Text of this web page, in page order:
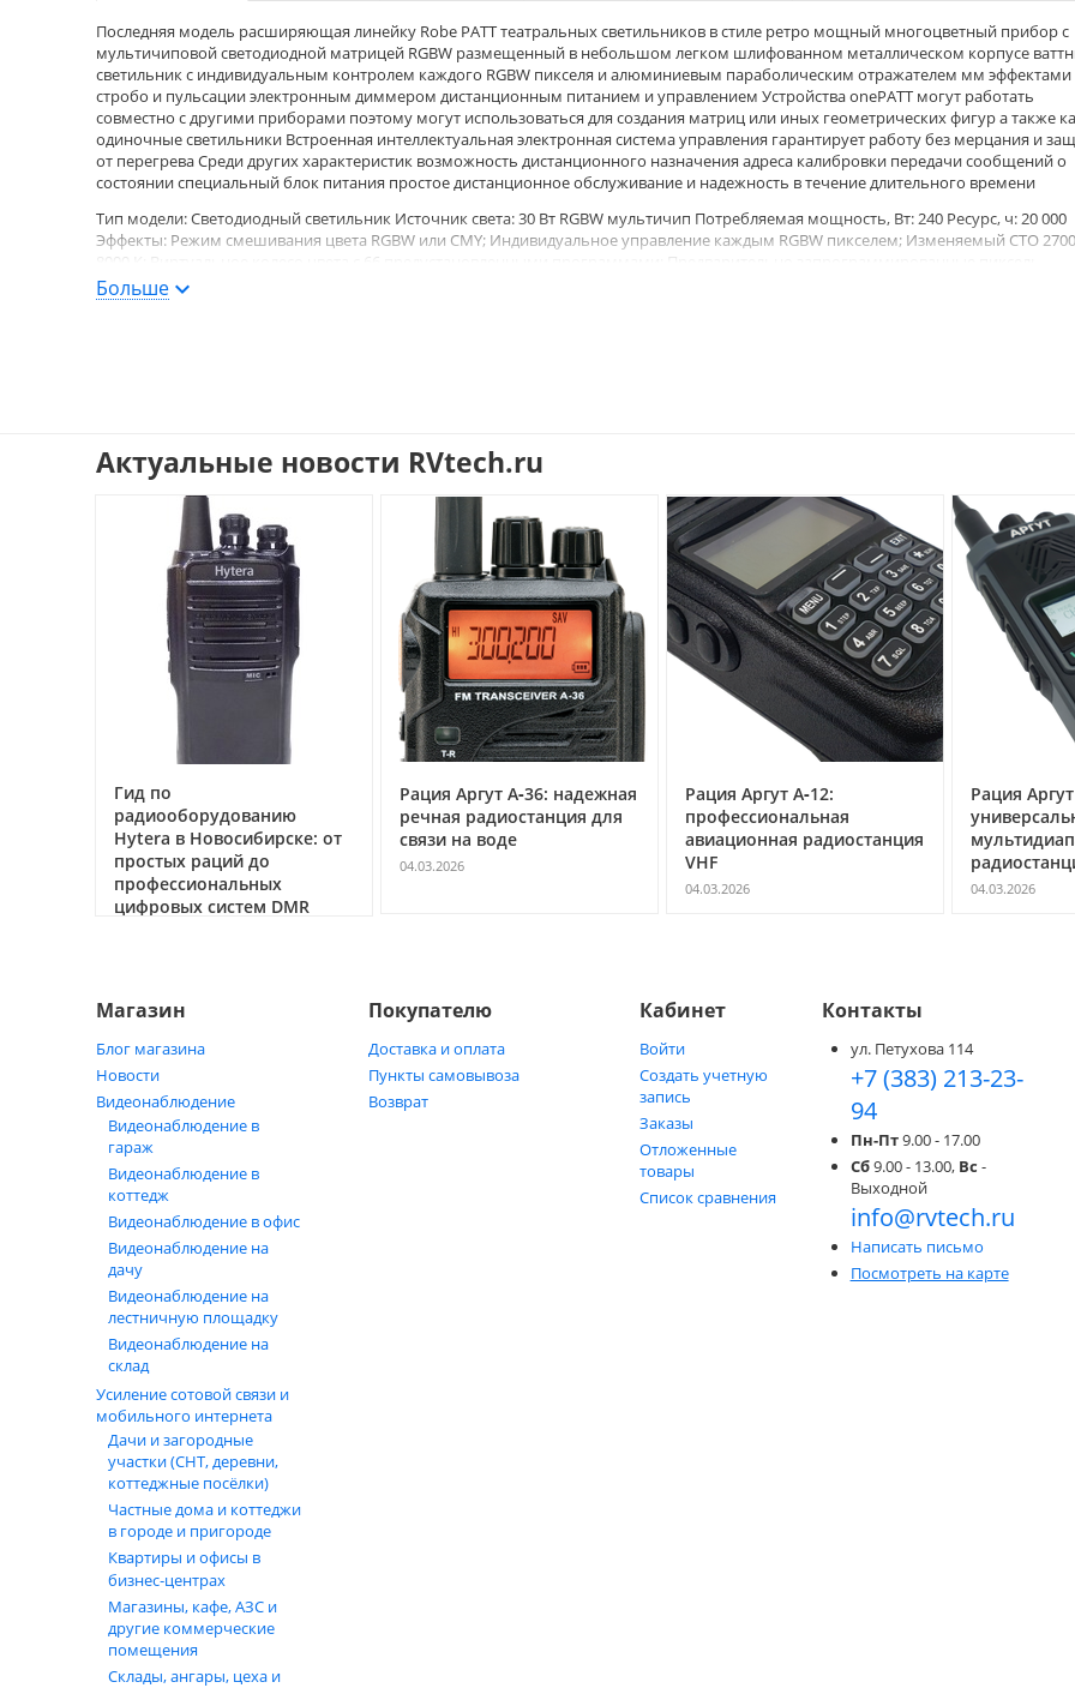
Последняя модель расширяющая линейку Robe PATT театральных светильников в стиле ретро мощный многоцветный прибор с
мультичиповой светодиодной матрицей RGBW размещенный в небольшом легком шлифованном металлическом корпусе
светильник с индивидуальным контролем каждого RGBW пикселя и алюминиевым параболическим отражателем мм эффектами
стробо и пульсации электронным диммером дистанционным питанием и управлением Устройства onePATT могут работать
совместно с другими приборами поэтому могут использоваться для создания матриц или иных геометрических фигур а также
одиночные светильники Встроенная интеллектуальная электронная система управления гарантирует работу без мерцания и
от перегрева Среди других характеристик возможность дистанционного назначения адреса калибровки передачи сообщений о
состоянии специальный блок питания простое дистанционное обслуживание и надежность в течение длительного времени
Тип модели: Cветодиодный светильник Источник света: 30 Вт RGBW мультичип Потребляемая мощность, Вт: 240 Ресурс, ч: 20 000
Эффекты: Режим смешивания цвета RGBW или CMY; Индивидуальное управление каждым RGBW пикселем; Изменяемый СТО
8000 К; Виртуальное колесо цвета с 66 предустановленными программами; Предварительно запрограммированные пиксель-
эффекты: цветовые, диммер и строб Режим работы: 6 режимов DMX DMX-каналы: 13, 32, 40, 47, 53, 60 Управление: USITT DMX-512,
ArtNet, Kling-Net, sACN Дисплей: двухрядный ЖК дисплей и 4 кнопки управления Диммер: Диммер высокого разрешения 0 - 100%
Больше
Актуальные новости RVtech.ru
Гид по
радиооборудованию
Hytera в Новосибирске: от
простых раций до
профессиональных
цифровых систем DMR
Рация Аргут А‑36: надежная
речная радиостанция для
связи на воде
04.03.2026
Рация Аргут А‑12:
профессиональная
авиационная радиостанция
VHF
04.03.2026
Рация
04.03.2026
Магазин
Блог магазина
Новости
Видеонаблюдение
Видеонаблюдение в
гараж
Видеонаблюдение в
коттедж
Видеонаблюдение в офис
Видеонаблюдение на
дачу
Видеонаблюдение на
лестничную площадку
Видеонаблюдение на
склад
Усиление сотовой связи и
мобильного интернета
Дачи и загородные
участки (СНТ, деревни,
коттеджные посёлки)
Частные дома и коттеджи
в городе и пригороде
Квартиры и офисы в
бизнес‑центрах
Магазины, кафе, АЗС и
другие коммерческие
помещения
Склады, ангары, цеха и
Покупателю
Доставка и оплата
Пункты самовывоза
Возврат
Кабинет
Войти
Создать учетную
запись
Заказы
Отложенные
товары
Список сравнения
Контакты
ул. Петухова 114
+7 (383) 213-23-
94
Пн-Пт9.00 - 17.00
Сб9.00 - 13.00, Вс -
Выходной
info@rvtech.ru
Написать письмо
Посмотреть на карте